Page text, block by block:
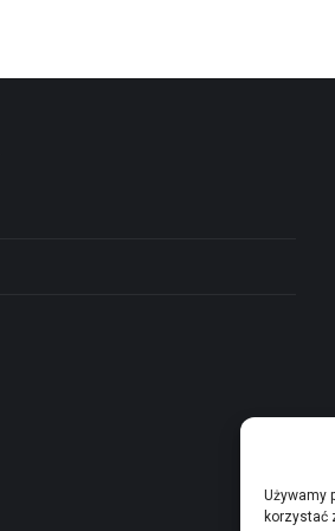
Używamy
korzystać